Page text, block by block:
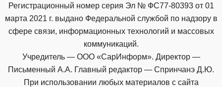
Регистрационный номер серия Эл № ФС77-80393 от 01
марта 2021 г. выдано Федеральной службой по надзору в
сфере связи, информационных технологий и массовых
коммуникаций.
Учредитель — ООО «СарИнформ». Директор —
Письменный А.А. Главный редактор — Спринчанэ Д.Ю.
При использовании любых материалов с сайта